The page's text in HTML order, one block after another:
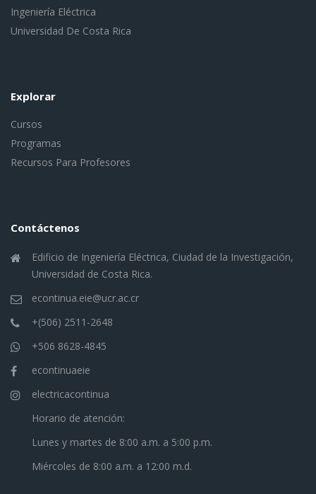
Ingeniería Eléctrica
Universidad De Costa Rica
Explorar
Cursos
Programas
Recursos Para Profesores
Contáctenos
Edificio de Ingeniería Eléctrica, Ciudad de la Investigación,
Universidad de Costa Rica.
econtinua.eie@ucr.ac.cr
+(506) 2511-2648
+506 8628-4845
econtinuaeie
electricacontinua
Horario de atención:
Lunes y martes de 8:00 a.m. a 5:00 p.m.
Miércoles de 8:00 a.m. a 12:00 m.d.